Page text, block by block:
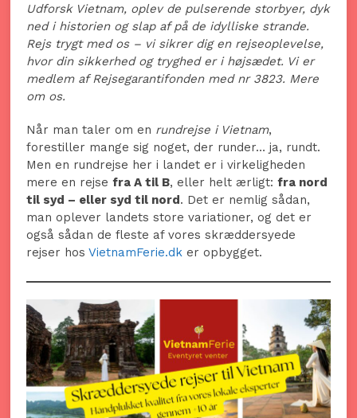
Udforsk Vietnam, oplev de pulserende storbyer, dyk
ned i historien og slap af på de idylliske strande.
Rejs trygt med os – vi sikrer dig en rejseoplevelse,
hvor din sikkerhed og tryghed er i højsædet. Vi er
medlem af Rejsegarantifonden med nr 3823. Mere
om os.
Når man taler om en rundrejse i Vietnam,
forestiller mange sig noget, der runder… ja, rundt.
Men en rundrejse her i landet er i virkeligheden
mere en rejsefra A til B, eller helt ærligt:fra nord
til syd – eller syd til nord. Det er nemlig sådan,
man oplever landets store variationer, og det er
også sådan de fleste af vores skræddersyede
rejser hosVietnamFerie.dk er opbygget.